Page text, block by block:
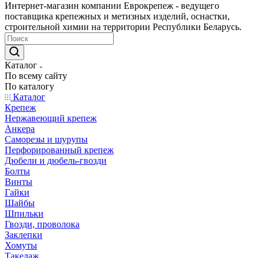
Интернет-магазин компании Еврокрепеж - ведущего
поставщика крепежных и метизных изделий, оснастки,
строительной химии на территории Республики Беларусь.
Каталог
По всему сайту
По каталогу
Каталог
Крепеж
Нержавеющий крепеж
Анкера
Саморезы и шурупы
Перфорированный крепеж
Дюбели и дюбель-гвозди
Болты
Винты
Гайки
Шайбы
Шпильки
Гвозди, проволока
Заклепки
Хомуты
Такелаж